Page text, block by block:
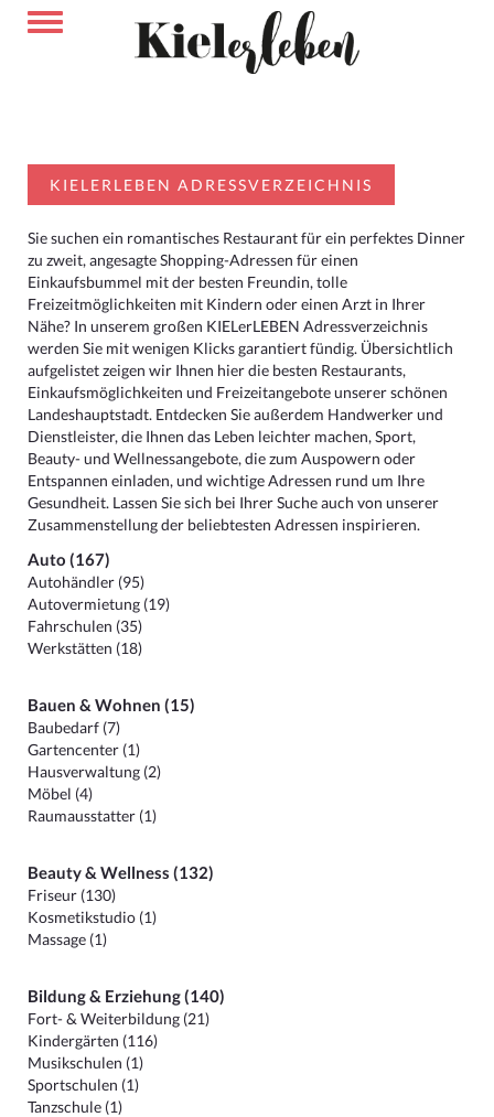
KIELERLEBEN ADRESSVERZEICHNIS
Sie suchen ein romantisches Restaurant für ein perfektes Dinner
zu zweit, angesagte Shopping-Adressen für einen
Einkaufsbummel mit der besten Freundin, tolle
Freizeitmöglichkeiten mit Kindern oder einen Arzt in Ihrer
Nähe? In unserem großen KIELerLEBEN Adressverzeichnis
werden Sie mit wenigen Klicks garantiert fündig. Übersichtlich
aufgelistet zeigen wir Ihnen hier die besten Restaurants,
Einkaufsmöglichkeiten und Freizeitangebote unserer schönen
Landeshauptstadt. Entdecken Sie außerdem Handwerker und
Dienstleister, die Ihnen das Leben leichter machen, Sport,
Beauty- und Wellnessangebote, die zum Auspowern oder
Entspannen einladen, und wichtige Adressen rund um Ihre
Gesundheit. Lassen Sie sich bei Ihrer Suche auch von unserer
Zusammenstellung der beliebtesten Adressen inspirieren.
Auto (167)
Autohändler (95)
Autovermietung (19)
Fahrschulen (35)
Werkstätten (18)
Bauen & Wohnen (15)
Baubedarf (7)
Gartencenter (1)
Hausverwaltung (2)
Möbel (4)
Raumausstatter (1)
Beauty & Wellness (132)
Friseur (130)
Kosmetikstudio (1)
Massage (1)
Bildung & Erziehung (140)
Fort- & Weiterbildung (21)
Kindergärten (116)
Musikschulen (1)
Sportschulen (1)
Tanzschule (1)